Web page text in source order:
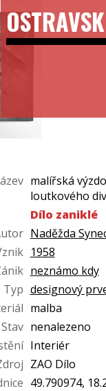
malířská
loutkového
Dílo zaniklé
Naděžda
1958
neznámo kdy
Typ designový
malba
Stav nenalezeno
Interiér
ZAO Dílo
49.790974,